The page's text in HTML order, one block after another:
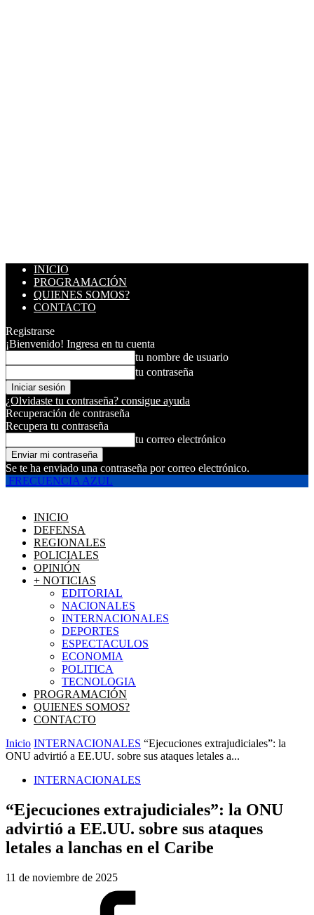
INICIO
PROGRAMACIÓN
QUIENES SOMOS?
CONTACTO
Registrarse
¡Bienvenido! Ingresa en tu cuenta
tu nombre de usuario
tu contraseña
¿Olvidaste tu contraseña? consigue ayuda
Recuperación de contraseña
Recupera tu contraseña
tu correo electrónico
Se te ha enviado una contraseña por correo electrónico.
FRECUENCIA AZUL
INICIO
DEFENSA
REGIONALES
POLICIALES
OPINIÓN
+ NOTICIAS
EDITORIAL
NACIONALES
INTERNACIONALES
DEPORTES
ESPECTACULOS
ECONOMIA
POLITICA
TECNOLOGIA
PROGRAMACIÓN
QUIENES SOMOS?
CONTACTO
Inicio INTERNACIONALES “Ejecuciones extrajudiciales”: la
ONU advirtió a EE.UU. sobre sus ataques letales a...
INTERNACIONALES
“Ejecuciones extrajudiciales”: la ONU
advirtió a EE.UU. sobre sus ataques
letales a lanchas en el Caribe
11 de noviembre de 2025